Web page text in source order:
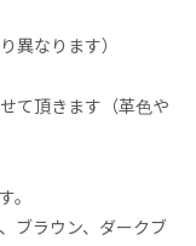
異なります）
て頂きます（革色や
。
ブラウン、ダークブ